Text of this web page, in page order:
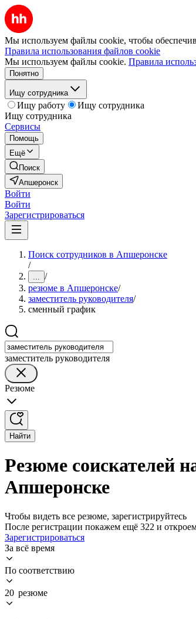
Мы используем файлы cookie, чтобы
Правила использования файлов cookie
Мы используем файлы cookie. Правила
Понятно
Ищу сотрудника
Ищу работу
Ищу сотрудника
Ищу сотрудника
Сервисы
Помощь
Ещё
Поиск
Апшеронск
Войти
Войти
Зарегистрироваться
Поиск сотрудников в Апшеронске
/
... /
резюме в Апшеронске/
заместитель руководителя/
сменный график
заместитель руководителя
Резюме
Найти
Резюме соискателей
Апшеронске
Чтобы видеть все резюме, зарегистрируйтесь
После регистрации покажем ещё 322 и
Зарегистрироваться
За всё время
По соответствию
20 резюме